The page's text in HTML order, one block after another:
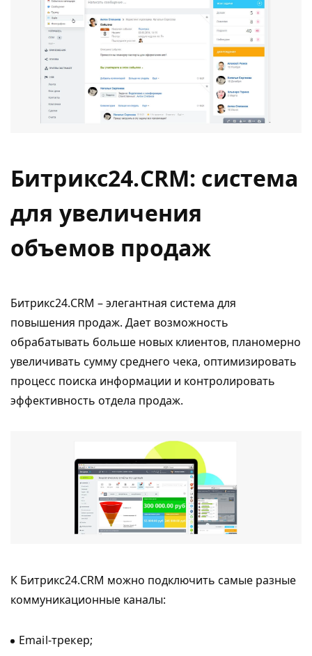
Битрикс24.CRM: система
для увеличения
объемов продаж
Битрикс24.CRM – элегантная система для
повышения продаж. Дает возможность
обрабатывать больше новых клиентов, планомерно
увеличивать сумму среднего чека, оптимизировать
процесс поиска информации и контролировать
эффективность отдела продаж.
К Битрикс24.CRM можно подключить самые разные
коммуникационные каналы:
Email-трекер;